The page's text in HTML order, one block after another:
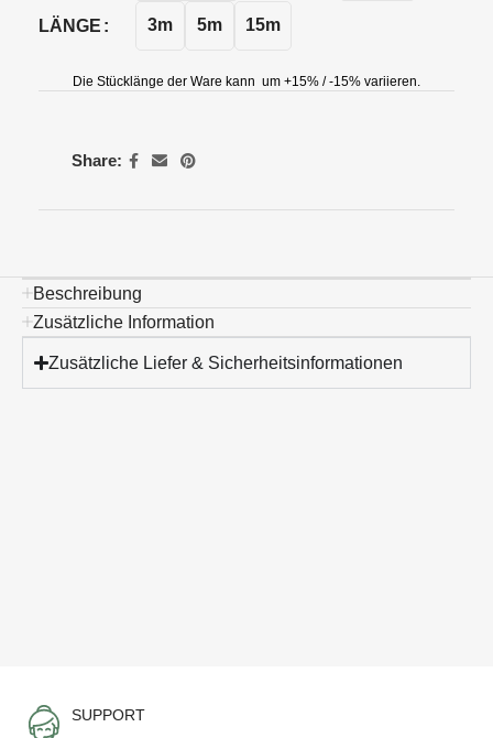
LÄNGE 3m 5m 15m
Die Stücklänge der Ware kann um +15% / -15% variieren.
Share:
Beschreibung
Zusätzliche Information
Zusätzliche Liefer & Sicherheitsinformationen
SUPPORT